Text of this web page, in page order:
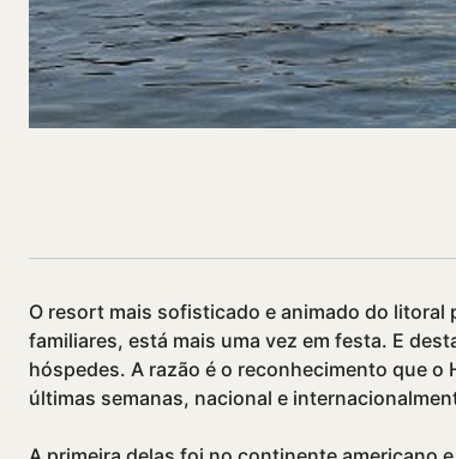
O resort mais sofisticado e animado do
familiares, está mais uma vez em festa. E
hóspedes. A razão é o reconhecimento que o
últimas semanas, nacional e